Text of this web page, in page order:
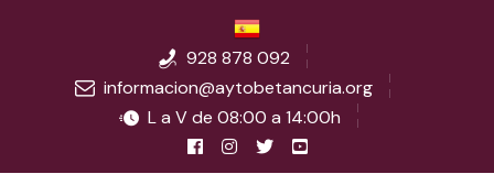
928 878 092
informacion@aytobetancuria.org
L a V de 08:00 a 14:00h